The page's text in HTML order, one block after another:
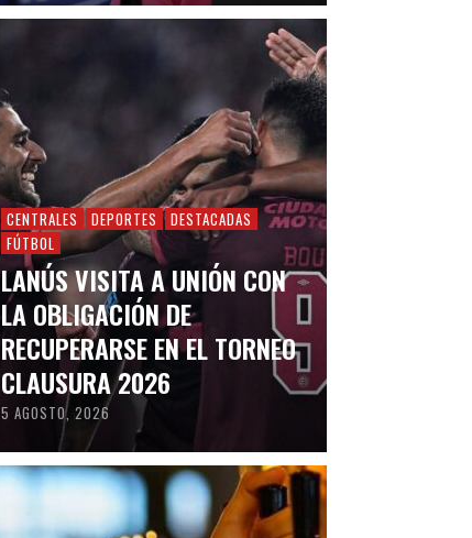
CENTRALES DEPORTES
DESTACADAS
FÚTBOL
LANÚS VISITA A UNIÓN CON
LA OBLIGACIÓN DE
RECUPERARSE EN EL TORNEO
CLAUSURA 2026
5 AGOSTO, 2026